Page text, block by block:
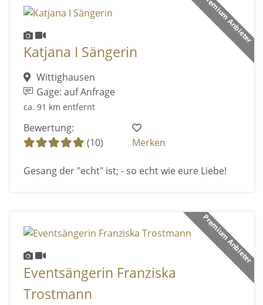
Premium Anbieter
Katjana I Sängerin
Wittighausen
Gage: auf Anfrage
ca. 91 km entfernt
Bewertung:
(10)
Merken
Gesang der "echt" ist; - so echt wie eure Liebe!
Premium Anbieter
Eventsängerin Franziska
Trostmann